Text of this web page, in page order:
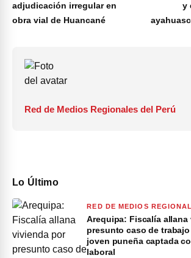
adjudicación irregular en
obra vial de Huancané
y
Red de Medios Regionales del Perú
Lo Último
RED DE MEDIOS
Arequipa: Fiscalía allana
presunto caso de
joven puneña captada
laboral